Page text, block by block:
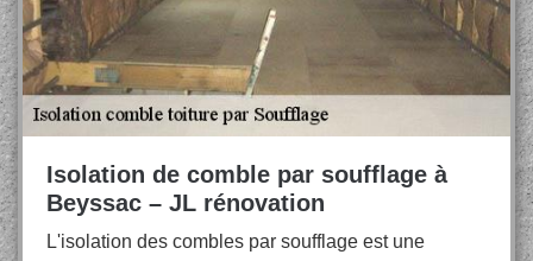
Isolation de comble par soufflage à
Beyssac – JL rénovation
L'isolation des combles par soufflage est une